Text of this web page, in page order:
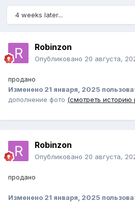
4 weeks later...
Robinzon
Опубликовано 20 августа,
продано
Изменено 21 января, 2025
дополнение фото (смотреть историю
Robinzon
Опубликовано 20 августа,
продано
Изменено 21 января, 2025